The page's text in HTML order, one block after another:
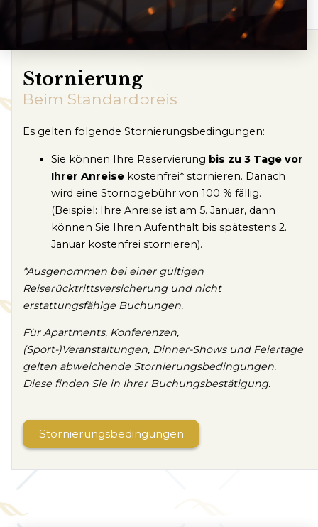
Stornierung
Beim Standardpreis
Es gelten folgende Stornierungsbedingungen:
Sie können Ihre Reservierung bis zu 3 Tage vor
Ihrer Anreise kostenfrei* stornieren. Danach
wird eine Stornogebühr von 100 % fällig.
(Beispiel: Ihre Anreise ist am 5. Januar, dann
können Sie Ihren Aufenthalt bis spätestens 2.
Januar kostenfrei stornieren).
*Ausgenommen bei einer gültigen
Reiserücktrittsversicherung und nicht
erstattungsfähige Buchungen.
Für Apartments, Konferenzen,
(Sport-)Veranstaltungen, Dinner-Shows und Feiertage
gelten abweichende Stornierungsbedingungen.
Diese finden Sie in Ihrer Buchungsbestätigung.
Stornierungsbedingungen